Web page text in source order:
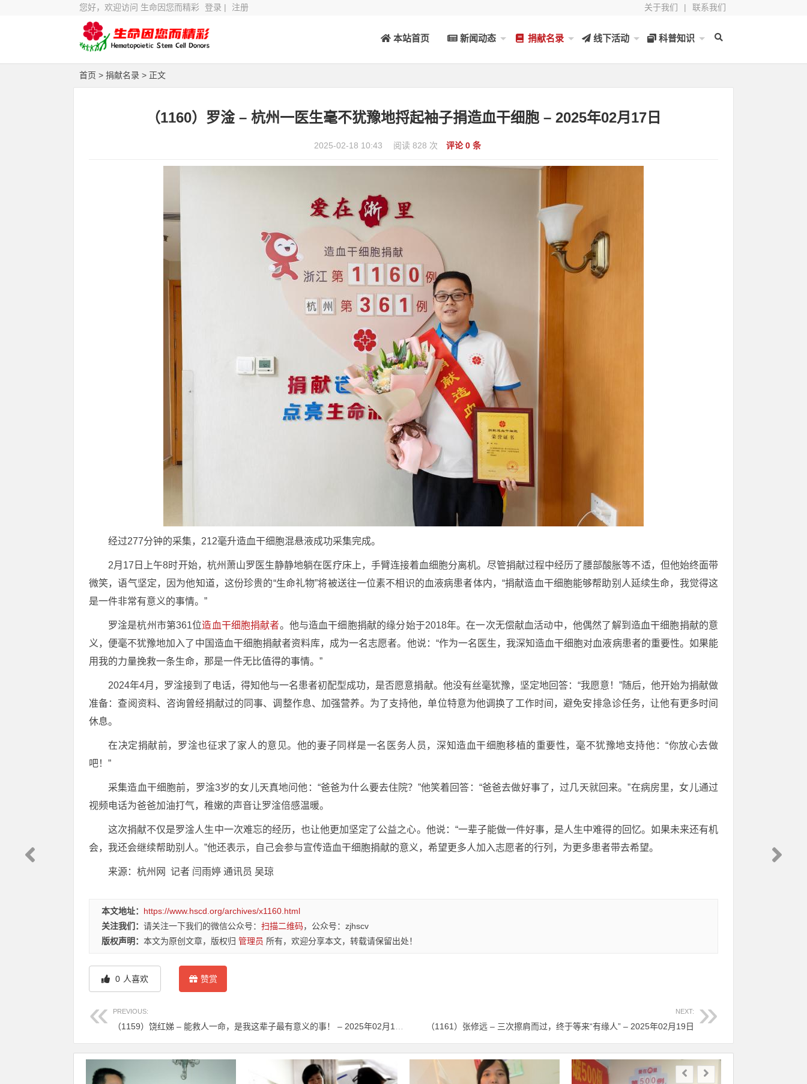
您好，欢迎访问 生命因您而精彩 登录 | 注册 关于我们 | 联系我们
本站首页 新闻动态 捐献名录 线下活动 科普知识
首页 > 捐献名录 > 正文
（1160）罗淦 – 杭州一医生毫不犹豫地捋起袖子捐造血干细胞 – 2025年02月17日
2025-02-18 10:43 阅读 828 次 评论 0 条
经过277分钟的采集，212毫升造血干细胞混悬液成功采集完成。
2月17日上午8时开始，杭州萧山罗医生静静地躺在医疗床上，手臂连接着血细胞分离机。尽管捐献过程中经历了腰部酸胀等不适，但他始终面带
微笑，语气坚定，因为他知道，这份珍贵的“生命礼物”将被送往一位素不相识的血液病患者体内，“捐献造血干细胞能够帮助别人延续生命，我觉得这
是一件非常有意义的事情。”
罗淦是杭州市第361位造血干细胞捐献者。他与造血干细胞捐献的缘分始于2018年。在一次无偿献血活动中，他偶然了解到造血干细胞捐献的意
义，便毫不犹豫地加入了中国造血干细胞捐献者资料库，成为一名志愿者。他说：“作为一名医生，我深知造血干细胞对血液病患者的重要性。如果能
用我的力量挽救一条生命，那是一件无比值得的事情。”
2024年4月，罗淦接到了电话，得知他与一名患者初配型成功，是否愿意捐献。他没有丝毫犹豫，坚定地回答：“我愿意！”随后，他开始为捐献做
准备：查阅资料、咨询曾经捐献过的同事、调整作息、加强营养。为了支持他，单位特意为他调换了工作时间，避免安排急诊任务，让他有更多时间
休息。
在决定捐献前，罗淦也征求了家人的意见。他的妻子同样是一名医务人员，深知造血干细胞移植的重要性，毫不犹豫地支持他：“你放心去做
吧！”
采集造血干细胞前，罗淦3岁的女儿天真地问他：“爸爸为什么要去住院？”他笑着回答：“爸爸去做好事了，过几天就回来。”在病房里，女儿通过
视频电话为爸爸加油打气，稚嫩的声音让罗淦倍感温暖。
这次捐献不仅是罗淦人生中一次难忘的经历，也让他更加坚定了公益之心。他说：“一辈子能做一件好事，是人生中难得的回忆。如果未来还有机
会，我还会继续帮助别人。”他还表示，自己会参与宣传造血干细胞捐献的意义，希望更多人加入志愿者的行列，为更多患者带去希望。
来源：杭州网 记者 闫雨婷 通讯员 吴琼
本文地址： https://www.hscd.org/archives/x1160.html
关注我们： 请关注一下我们的微信公众号： 扫描二维码，公众号：zjhscv
版权声明： 本文为原创文章，版权归 管理员 所有，欢迎分享本文，转载请保留出处！
0 人喜欢 赞赏
PREVIOUS: NEXT:
（1161）张修远 – 三次擦肩而过，终于等来“有缘人” – 2025年02月19日